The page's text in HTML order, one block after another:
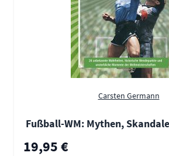
Carsten Germann
Fußball-WM: Mythen,
19,95 €